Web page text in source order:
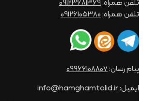
09123681369
09126105380
09966108807